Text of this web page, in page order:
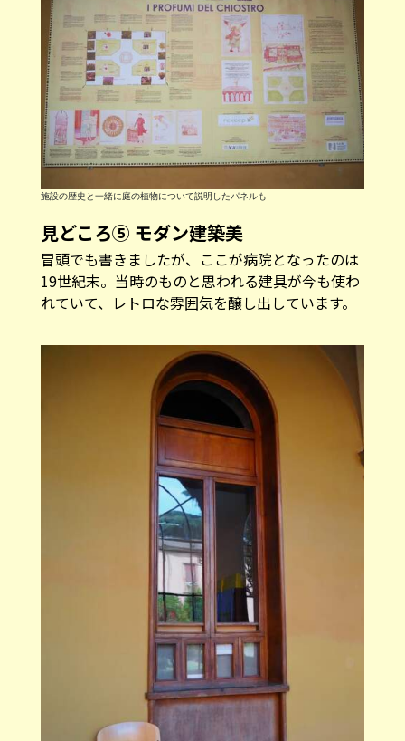
施設の歴史と一緒に庭の植物について説明したパネルも
見どころ⑤ モダン建築美
冒頭でも書きましたが、ここが病院となったのは
れていて、レトロな雰囲気を醸し出しています。